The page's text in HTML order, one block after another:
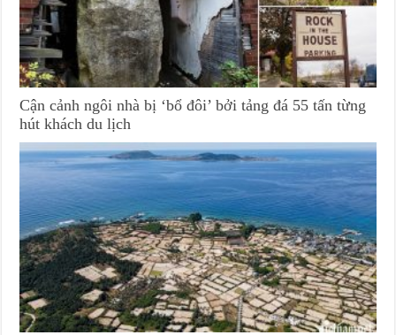
Cận cảnh ngôi nhà bị ‘bổ đôi’ bởi tảng đá 55 tấn từng
hút khách du lịch